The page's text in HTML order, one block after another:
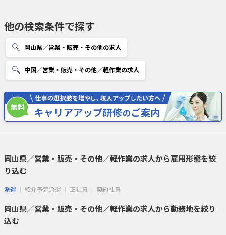
他の検索条件で探す
岡山県／営業・販売・その他の求人
中国／営業・販売・その他／軽作業の求人
岡山県／営業・販売・その他／軽作業の求人から雇用形態を絞
り込む
派遣 紹介予定派遣 正社員 契約社員
岡山県／営業・販売・その他／軽作業の求人から勤務地を絞り
込む